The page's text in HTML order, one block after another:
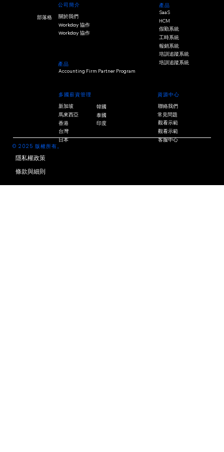
公司簡介
關於我們
Workday 協作
Workday 協作
產品
SaaS
HCM
假勤系統
工時系統
報銷系統
培訓追蹤系統
培訓追蹤系統
產品
Accounting Firm Partner Program
多國薪資管理
新加坡
馬來西亞
香港
台灣
日本
韓國
泰國
印度
資源中心
聯絡我們
常見問題
觀看示範
觀看示範
客服中心
部落格
© 2025 版權所有。
隱私權政策
條款與細則